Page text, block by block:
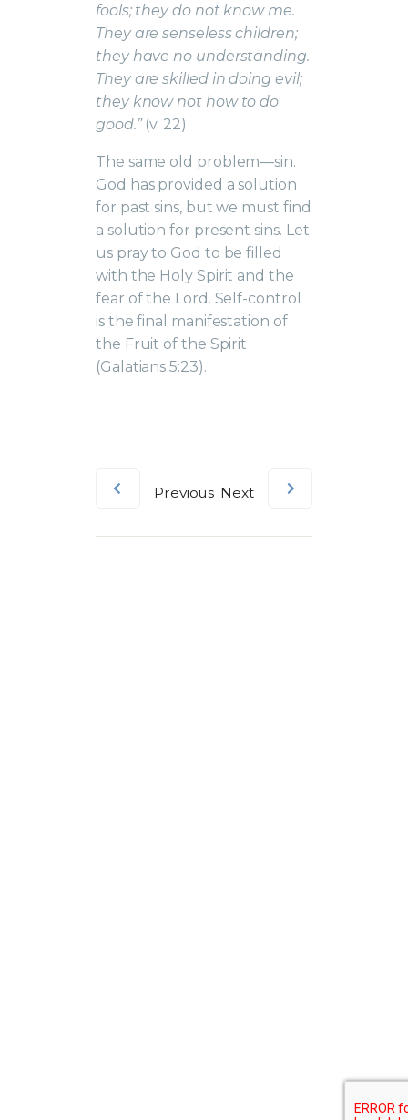
fools; they do not know me.
They are senseless children;
they have no understanding.
They are skilled in doing evil;
they know not how to do
good.”(v. 22)
The same old problem—sin.
God has provided a solution
for past sins, but we must find
a solution for present sins. Let
us pray to God to be filled
with the Holy Spirit and the
fear of the Lord. Self-control
is the final manifestation of
the Fruit of the Spirit
(Galatians 5:23).
Previous Next